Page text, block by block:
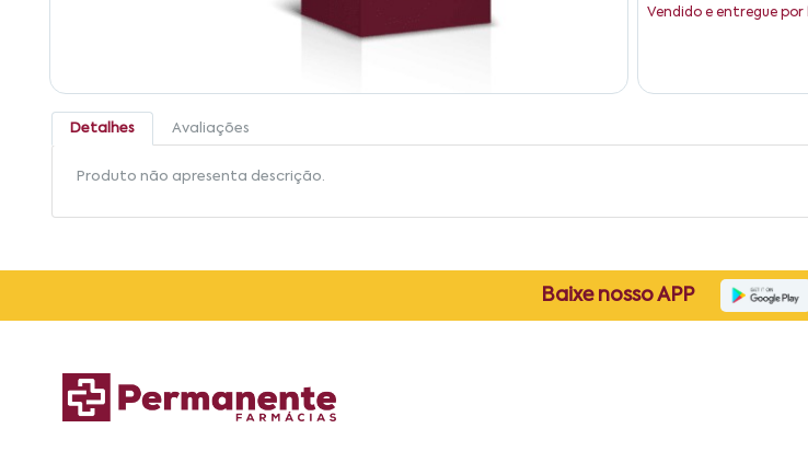
Vendido e entregue por
Detalhes Avaliações
Produto não apresenta descrição.
Baixe nosso APP